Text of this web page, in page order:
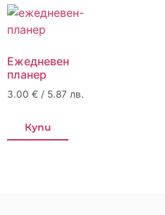
Ежедневен
планер
3.00 € / 5.87 лв.
Купи